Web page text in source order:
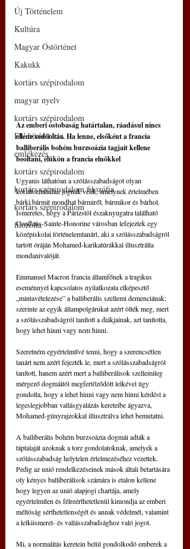
Új Történelem
Kultúra
Magyar Őstörténet
Kakukk
kortárs szépirodalom
magyar nyelv
kortárs szépirodalom
EU bürokrácia
emlékezés
kortárs szépirodalom
kortárs szépirodalom filozófia
kortárs szépirodalom
filozófia
Az emberi ostobaság határtalan, ráadásul nincs
ellene védőoltás. Ha lenne, elsőként a francia
balliberális bohém burzsoázia tagjait kellene
beoltani, élükön a francia elnökkel
Ugyanis láthatóan a szólásszabadságot olyan
korlátozhatatlan jognak vélik, amelynek értelmében
bárki bármit mondhat bármiről, bármikor és bárhol.
Ismeretes, hogy a Párizstól észak­nyugatra található
Conflans-Sainte-Honorine városban lefejeztek egy
középiskolai történelemtanárt, aki a szólásszabadságról
tartott óráján Mohamed-karikatúrákkal illusztrálta
mondanivalóját.
Emmanuel Macron francia államfőnek a tragikus
eseménnyel kapcsolatos nyilatkozata elképesztő
„mintavételezése” a balliberális szellemi demenciának:
szerinte az egyik állampolgárukat azért ölték meg, mert
a szólásszabadságról tanított a diákjainak, azt tanította,
hogy lehet hinni vagy nem hinni.
Szeretném egyértelművé tenni, hogy a szerencsétlen
tanárt nem azért fejezték le, mert a szólásszabadságról
tanított, hanem azért mert a balliberálisok szellemileg
mérgező dogmáitól megfertőződött lelkével úgy
gondolta, hogy a lehet hinni vagy nem hinni kérdést a
legeslegjobban vallásgyalázás kereteibe ágyazva,
Mohamed-gúnyrajzokkal illusztrálva lehet bemutatni.
A balliberális bohém burzsoázia dogmái adták a
táptalaját azoknak a torz gondolatoknak, amelyek a
szólásszabadság helytelen értelmezéséhez vezettek.
Pedig az unió rendelkezéseinek mások általi betartására
oly kényes balliberálisok számára is etalon kellene
hogy legyen az unió alapjogi chartája, amely
egyértelműen és félreérthetetlenül kimondja az emberi
méltóság sérthetetlenségét és annak védelmét, valamint
a lelkiismeret- és vallásszabadsághoz való jogot.
Mi, a normalitás keretein belül gondolkodó emberek a